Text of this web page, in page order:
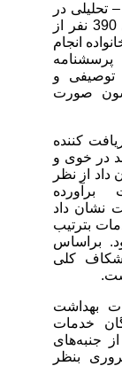
در
سال 1390 بصورت مقطعی بر روی 390 نفر از
انجام
و
صورت
دریافت کننده
ارومیه، 28درصد در خوی و
از نظر
برآورده
نشان داد
بترتیب
براساس
کلی
بهداشت
خدمات
جنبه‌های
بنظر